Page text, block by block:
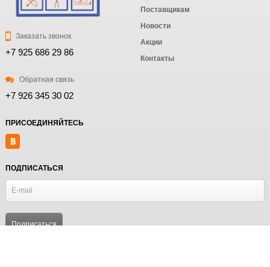
Заказать звонок
+7 925 686 29 86
Обратная связь
+7 926 345 30 02
Поставщикам
Новости
Акции
Контакты
ПРИСОЕДИНЯЙТЕСЬ
ПОДПИСАТЬСЯ